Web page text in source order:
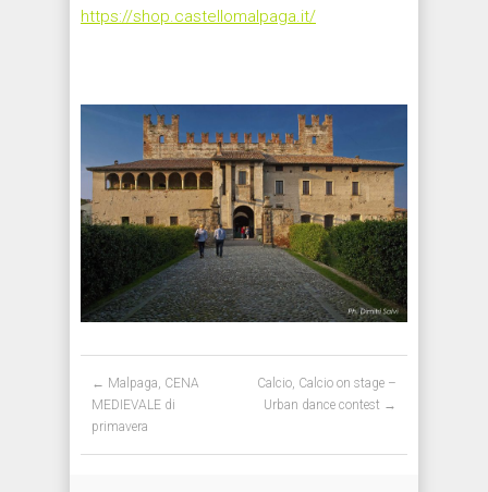
https://shop.castellomalpaga.it/
← Malpaga, CENA
MEDIEVALE di
primavera
Calcio, Calcio on stage –
Urban dance contest →